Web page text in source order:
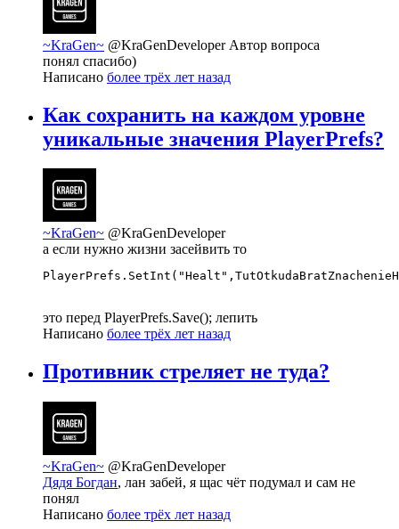
~KraGen~ @KraGenDeveloper Автор вопроса
понял спасибо)
Написано более трёх лет назад
Как сохранить на каждом уровне
уникальные значения PlayerPrefs?
~KraGen~ @KraGenDeveloper
а если нужно жизни засейвить то
это перед PlayerPrefs.Save(); лепить
Написано более трёх лет назад
Противник стреляет не туда?
~KraGen~ @KraGenDeveloper
Дядя Богдан, лан забей, я щас чёт подумал и сам не
понял
Написано более трёх лет назад